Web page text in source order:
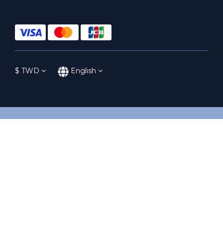
$ TWD English